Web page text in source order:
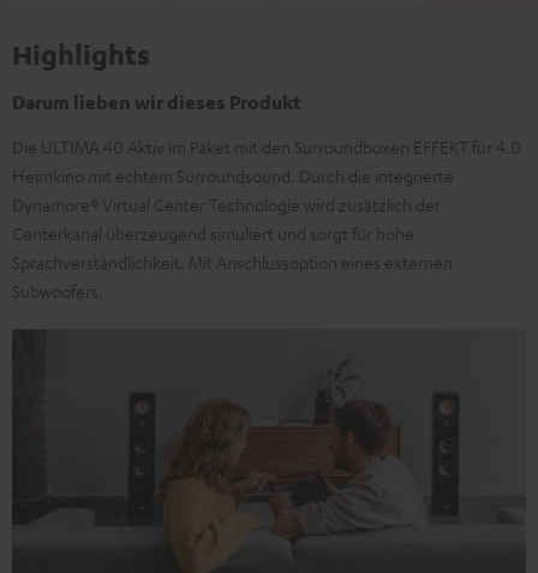
Highlights
Darum lieben wir dieses Produkt
Die ULTIMA 40 Aktiv im Paket mit den Surroundboxen EFFEKT für 4.0
Heimkino mit echtem Surroundsound. Durch die integrierte
Dynamore® Virtual Center Technologie wird zusätzlich der
Centerkanal überzeugend simuliert und sorgt für hohe
Sprachverständlichkeit. Mit Anschlussoption eines externen
Subwoofers.